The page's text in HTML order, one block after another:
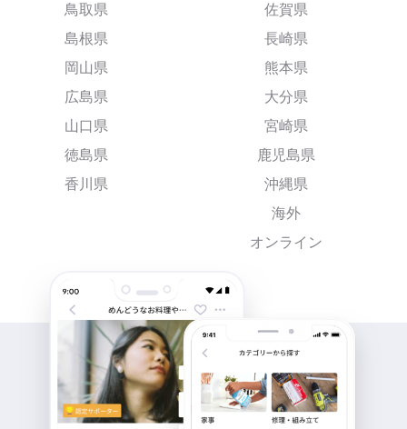
鳥取県
島根県
岡山県
広島県
山口県
徳島県
香川県
佐賀県
長崎県
熊本県
大分県
宮崎県
鹿児島県
沖縄県
海外
オンライン